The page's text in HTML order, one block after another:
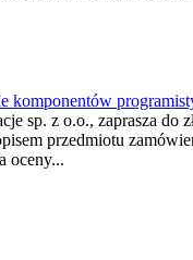
komponentów
sp. z o.o., zaprasza
przedmiotu
oceny...